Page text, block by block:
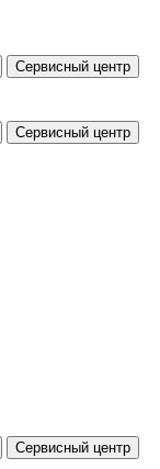
Сервисный центр
Сервисный центр
Сервисный центр